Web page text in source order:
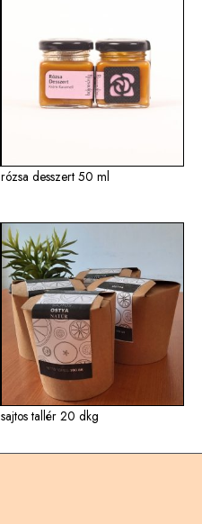
rózsa desszert 50 ml
sajtos tallér 20 dkg